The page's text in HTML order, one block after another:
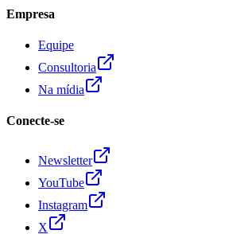
Empresa
Equipe
Consultoria
Na mídia
Conecte-se
Newsletter
YouTube
Instagram
X